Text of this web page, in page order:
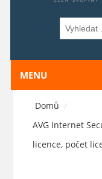
MENU
Domů /
AVG Internet
licence, počet